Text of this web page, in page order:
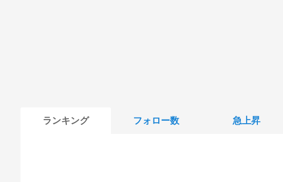
ランキング フォロー数 急上昇